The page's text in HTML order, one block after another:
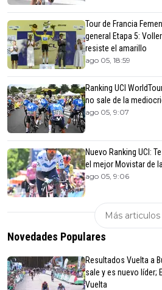
Tour de Francia
general Etapa 5:
resiste el amarillo
ago 05, 18:59
Ranking UCI
no sale de la
ago 05, 9:07
Nuevo Ranking UCI:
el mejor Movistar de
ago 05, 9:06
Más articulos
Novedades Populares
Resultados Vuelta a
sale y es nuevo líder;
Vuelta